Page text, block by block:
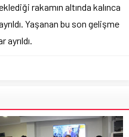
rakamın altında kalınca
Yaşanan bu son gelişme
ayrıldı.